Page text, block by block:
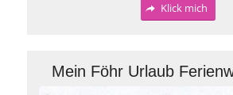
Klick mich
Mein Föhr Urlaub